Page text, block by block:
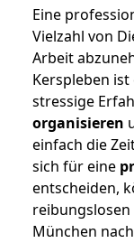
Eine
Vielzahl von
Arbeit
Kerspleben
stressige
organisieren
einfach die
sich für eine
entscheiden,
München